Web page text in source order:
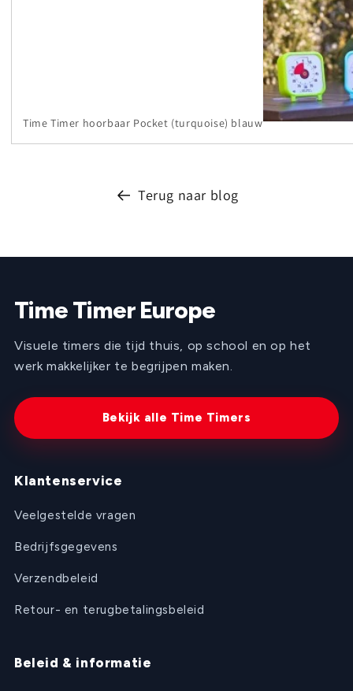
Time Timer hoorbaar Pocket (turquoise) blauw
Terug naar blog
Time Timer Europe
Visuele timers die tijd thuis, op school en op het
werk makkelijker te begrijpen maken.
Bekijk alle Time Timers
Klantenservice
Veelgestelde vragen
Bedrijfsgegevens
Verzendbeleid
Retour- en terugbetalingsbeleid
Beleid & informatie